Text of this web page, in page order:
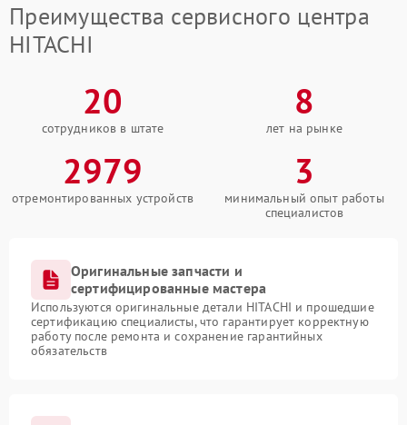
Преимущества сервисного центра
HITACHI
20
сотрудников в штате
8
лет на рынке
2979
отремонтированных устройств
3
минимальный опыт работы
специалистов
Оригинальные запчасти и
сертифицированные мастера
Используются оригинальные детали HITACHI и прошедшие
сертификацию специалисты, что гарантирует корректную
работу после ремонта и сохранение гарантийных
обязательств